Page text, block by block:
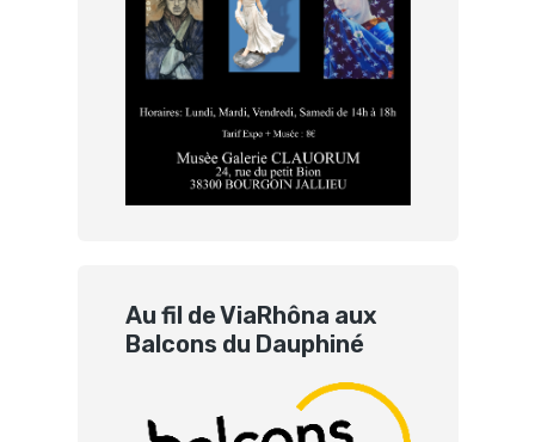
Au fil de ViaRhôna aux
Balcons du Dauphiné